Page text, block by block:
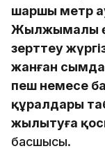
шаршы метр
Жылжымалы
зерттеу
жанған
пеш немесе
құралдары
жылытуға
басшысы.